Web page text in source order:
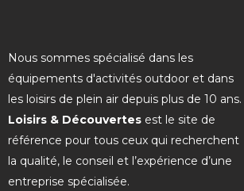
Nous sommes spécialisé dans les
équipements d'activités outdoor et dans
les loisirs de plein air depuis plus de 10 ans.
Loisirs & Découvertes est le site de
référence pour tous ceux qui recherchent
la qualité, le conseil et l’expérience d’une
entreprise spécialisée.